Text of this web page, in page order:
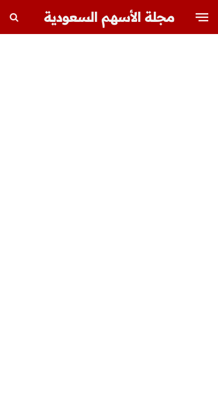
مجلة الأسهم السعودية